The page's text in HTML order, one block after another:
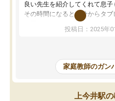
良い先生を紹介してくれて息子
その時間になると自分からタブ
を開いてzoomを繋げるように
た！5科目なんでもOKなのもと
めて1年ほどだった今では平均
科目が増えてきました！あと1
であるので無料の週末教室を使
がら頑張って欲しいと思います
投稿日：2025年
家庭教師のガン
上今井駅